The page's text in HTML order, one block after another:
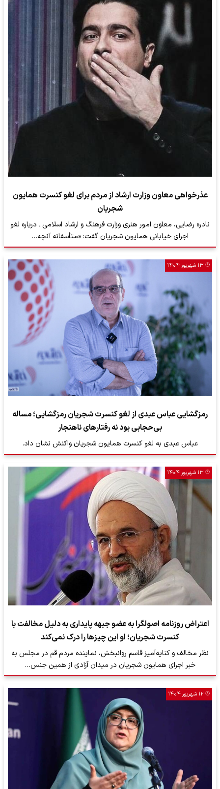
عذرخواهی معاون وزارت ارشاد از مردم برای لغو کنسرت همایون
شجریان
نادره رضایی، معاون امور هنری وزارت فرهنگ و ارشاد اسلامی ـ درباره لغو
اجرای خیابانی همایون شجریان گفت: «متأسفانه آنچه…
۱۳ شهریور ۱۴۰۴
رمزگشایی عباس عبدی از لغو کنسرت شجریان رمزگشایی؛ مساله
بی‌حجابی بود نه رفتارهای ناهنجار
عباس عبدی به لغو کنسرت همایون شجریان واکنش نشان داد.
۱۳ شهریور ۱۴۰۴
اعتراض روزنامه اصولگرا به عضو جبهه پایداری به دلیل مخالفت با
کنسرت شجریان؛ او این چیزها را درک نمی‌کند
نظر مخالف و کنایه‌آمیز قاسم روانبخش، نماینده مردم قم در مجلس به
خبر اجرای همایون شجریان در میدان آزادی از همین جنس…
۱۲ شهریور ۱۴۰۴